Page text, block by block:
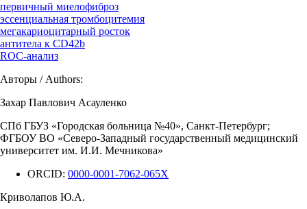
первичный миелофиброз
эссенциальная тромбоцитемия
мегакариоцитарный росток
антитела к CD42b
ROC-анализ
Авторы / Authors:
Захар Павлович Асауленко
СПб ГБУЗ «Городская больница №40», Санкт-Петербург;
ФГБОУ ВО «Северо-Западный государственный медицинский
университет им. И.И. Мечникова»
ORCID: 0000-0001-7062-065X
Криволапов Ю.А.